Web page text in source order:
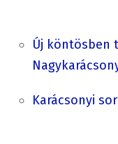
Új köntösben
Karácsonyi